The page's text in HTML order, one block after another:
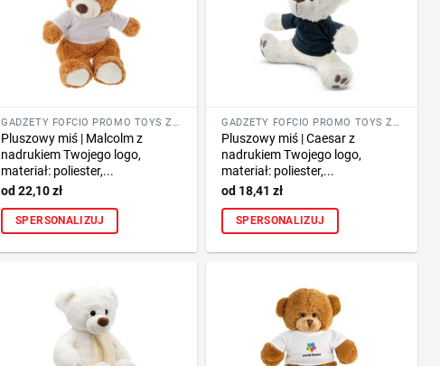
GADŻETY FOFCIO PROMO TOYS ZE ZNAKOWANIEM
Pluszowy miś | Malcolm z
nadrukiem Twojego logo,
materiał: poliester,...
22,10zł
SPERSONALIZUJ
GADŻETY FOFCIO PROMO TOYS ZE ZNAKOWANIEM
Pluszowy miś | Caesar z
nadrukiem Twojego logo,
materiał: poliester,...
18,41zł
SPERSONALIZUJ